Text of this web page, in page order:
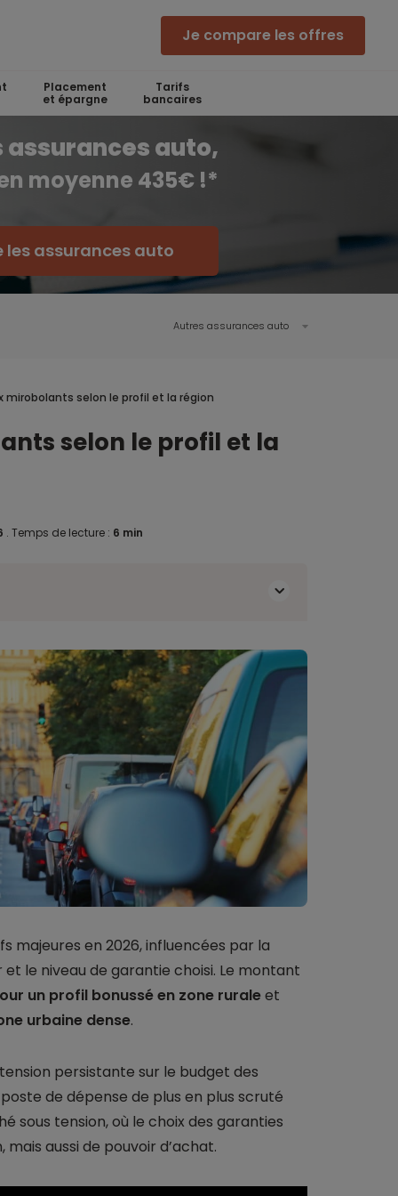
Je compare les offres
Placement
et épargne
Tarifs
bancaires
auto,
moyenne 435€ !*
les assurances auto
Autres assurances auto
mirobolants selon le profil et la région
selon le profil et la
. Temps de lecture : 6 min
majeures en 2026, influencées par la
le niveau de garantie choisi. Le montant
un profil bonussé en zone ruraleet
urbaine dense.
persistante sur le budget des
de dépense de plus en plus scruté
sous tension, où le choix des garanties
aussi de pouvoir d’achat.